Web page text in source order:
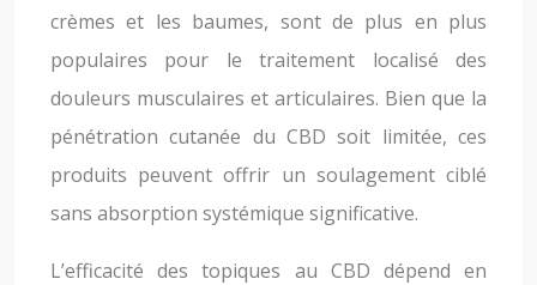
crèmes et les baumes, sont de plus en plus
populaires pour le traitement localisé des
douleurs musculaires et articulaires. Bien que la
pénétration cutanée du CBD soit limitée, ces
produits peuvent offrir un soulagement ciblé
sans absorption systémique significative.
L’efficacité des topiques au CBD dépend en